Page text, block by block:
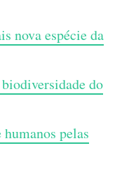
nova espécie da
do
pelas